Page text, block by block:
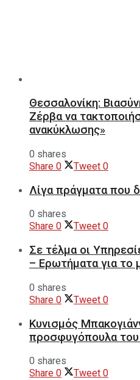
Θεσσαλονίκη:
Ζέρβα να
ανακύκλωσης»
0 shares
Share 0 Tweet 0
Λίγα πράγματα που
0 shares
Share 0 Tweet 0
Σε τέλμα οι
– Ερωτήματα για το
0 shares
Share 0 Tweet 0
Κυνισμός
προσφυγόπουλα του
0 shares
Share 0 Tweet 0